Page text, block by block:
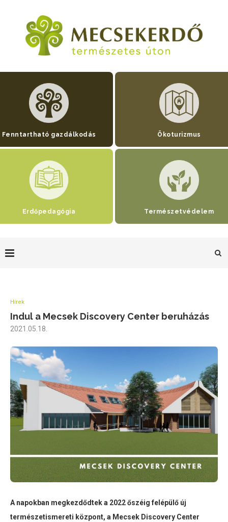
Fenntartható gazdálkodás Ökoturizmus
Erdőpedagógia Természetvédelem
Hírek
Indul a Mecsek Discovery Center beruházás
2021.05.18.
A napokban megkezdődtek a 2022 őszéig felépülő új
természetismereti központ, a Mecsek Discovery Center